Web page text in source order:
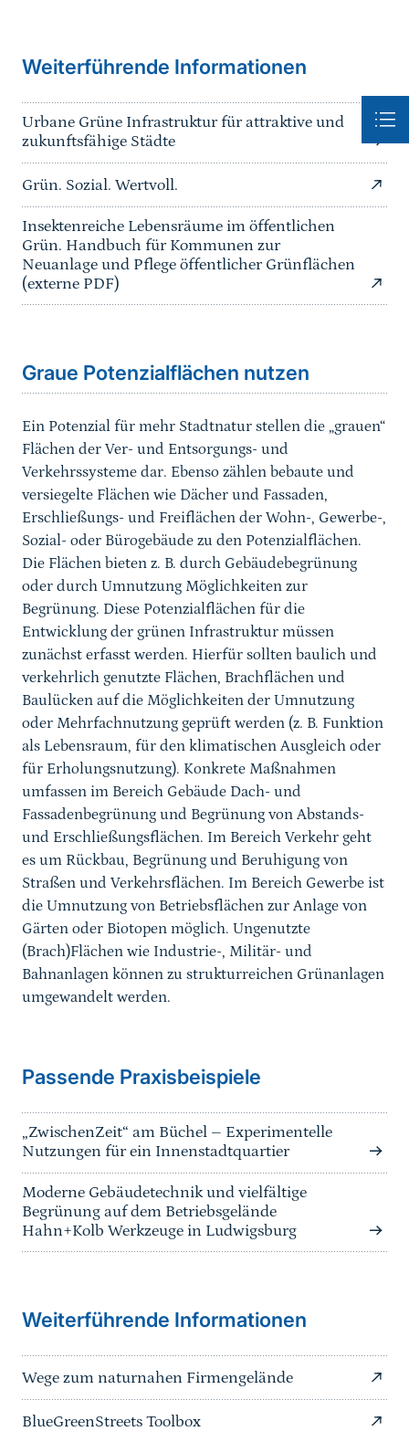
Weiterführende Informationen
Urbane Grüne Infrastruktur für attraktive und
zukunftsfähige Städte
Grün. Sozial. Wertvoll.
Insektenreiche Lebensräume im öffentlichen
Grün. Handbuch für Kommunen zur
Neuanlage und Pflege öffentlicher Grünflächen
(externe PDF)
Graue Potenzialflächen nutzen
Ein Potenzial für mehr Stadtnatur stellen die „grauen“
Flächen der Ver- und Entsorgungs- und
Verkehrssysteme dar. Ebenso zählen bebaute und
versiegelte Flächen wie Dächer und Fassaden,
Erschließungs- und Freiflächen der Wohn-, Gewerbe-,
Sozial- oder Bürogebäude zu den Potenzialflächen.
Die Flächen bieten z. B. durch Gebäudebegrünung
oder durch Umnutzung Möglichkeiten zur
Begrünung. Diese Potenzialflächen für die
Entwicklung der grünen Infrastruktur müssen
zunächst erfasst werden. Hierfür sollten baulich und
verkehrlich genutzte Flächen, Brachflächen und
Baulücken auf die Möglichkeiten der Umnutzung
oder Mehrfachnutzung geprüft werden (z. B. Funktion
als Lebensraum, für den klimatischen Ausgleich oder
für Erholungsnutzung). Konkrete Maßnahmen
umfassen im Bereich Gebäude Dach- und
Fassadenbegrünung und Begrünung von Abstands-
und Erschließungsflächen. Im Bereich Verkehr geht
es um Rückbau, Begrünung und Beruhigung von
Straßen und Verkehrsflächen. Im Bereich Gewerbe ist
die Umnutzung von Betriebsflächen zur Anlage von
Gärten oder Biotopen möglich. Ungenutzte
(Brach)Flächen wie Industrie-, Militär- und
Bahnanlagen können zu strukturreichen Grünanlagen
umgewandelt werden.
Passende Praxisbeispiele
„ZwischenZeit“ am Büchel – Experimentelle
Nutzungen für ein Innenstadtquartier
Moderne Gebäudetechnik und vielfältige
Begrünung auf dem Betriebsgelände
Hahn+Kolb Werkzeuge in Ludwigsburg
Weiterführende Informationen
Wege zum naturnahen Firmengelände
BlueGreenStreets Toolbox